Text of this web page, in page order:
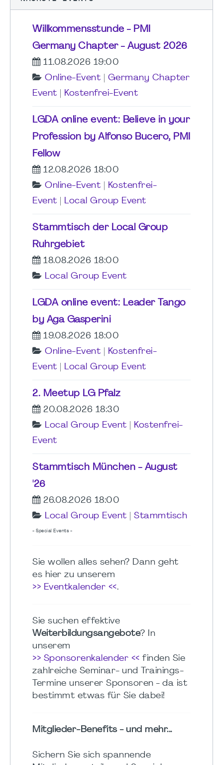
Willkommensstunde - PMI
Germany Chapter - August 2026
11.08.2026 19:00
Online-Event
Germany Chapter
Event
Kostenfrei-Event
LGDA online event: Believe in your
Profession by Alfonso Bucero, PMI
Fellow
12.08.2026 18:00
Online-Event
Kostenfrei-
Event
Local Group Event
Stammtisch der Local Group
Ruhrgebiet
18.08.2026 18:00
Local Group Event
LGDA online event: Leader Tango
by Aga Gasperini
19.08.2026 18:00
Online-Event
Kostenfrei-
Event
Local Group Event
2. Meetup LG Pfalz
20.08.2026 18:30
Local Group Event
Kostenfrei-
Event
Stammtisch München - August
'26
26.08.2026 18:00
Local Group Event
Stammtisch
- Special Events -
Sie wollen alles sehen? Dann geht
es hier zu unserem
>> Eventkalender <<.
Sie suchen effektive
Weiterbildungsangebote? In
unserem
>> Sponsorenkalender << finden Sie
zahlreiche Seminar- und Trainings-
Termine unserer Sponsoren - da ist
bestimmt etwas für Sie dabei!
Mitglieder-Benefits - und mehr...
Sichern Sie sich spannende